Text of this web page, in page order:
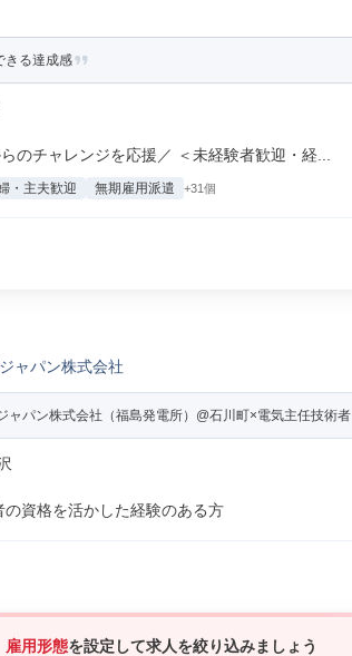
きる達成感
のチャレンジを応援／ ＜未経験者歓迎・経...
・主夫歓迎 無期雇用派遣 +31個
ャパン株式会社
ャパン株式会社（福島発電所）@石川町×電気主任技術者
資格を活かした経験のある方
雇用形態を設定して求人を絞り込みましょう